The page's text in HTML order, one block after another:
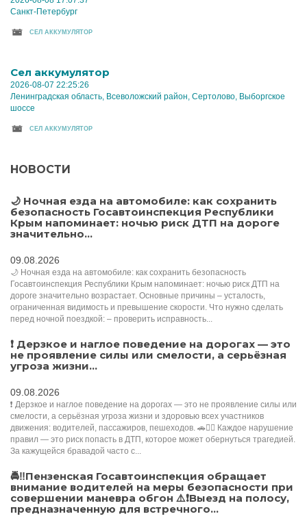
Санкт-Петербург
CЕЛ АККУМУЛЯТОР
Cел аккумулятор
2026-08-07 22:25:26
Ленинградская область, Всеволожский район, Сертолово, Выборгское
шоссе
CЕЛ АККУМУЛЯТОР
НОВОСТИ
🌙 Ночная езда на автомобиле: как сохранить
безопасность Госавтоинспекция Республики
Крым напоминает: ночью риск ДТП на дороге
значительно...
09.08.2026
🌙 Ночная езда на автомобиле: как сохранить безопасность
Госавтоинспекция Республики Крым напоминает: ночью риск ДТП на
дороге значительно возрастает. Основные причины – усталость,
ограниченная видимость и превышение скорости. Что нужно сделать
перед ночной поездкой: – проверить исправность...
❗ Дерзкое и наглое поведение на дорогах — это
не проявление силы или смелости, а серьёзная
угроза жизни...
09.08.2026
❗ Дерзкое и наглое поведение на дорогах — это не проявление силы или
смелости, а серьёзная угроза жизни и здоровью всех участников
движения: водителей, пассажиров, пешеходов. 🚗🚶‍♂️ Каждое нарушение
правил — это риск попасть в ДТП, которое может обернуться трагедией.
За кажущейся бравадой часто с...
🚔‼️Пензенская Госавтоинспекция обращает
внимание водителей на меры безопасности при
совершении маневра обгон ⚠️❗Выезд на полосу,
предназначенную для встречного...